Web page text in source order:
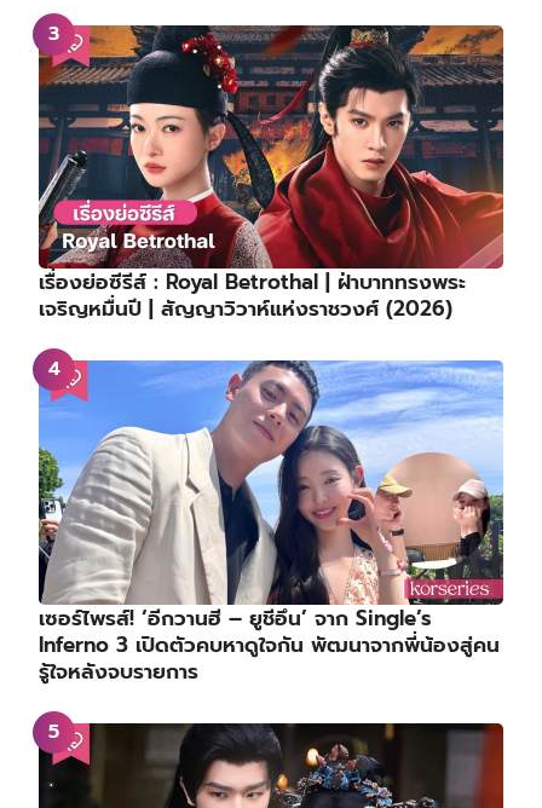
เรื่องย่อซีรีส์ : Royal Betrothal | ฝ่าบาททรงพระ
เจริญหมื่นปี | สัญญาวิวาห์แห่งราชวงศ์ (2026)
เซอร์ไพรส์! ‘อีกวานฮี – ยูชีอึน’ จาก Single’s
Inferno 3 เปิดตัวคบหาดูใจกัน พัฒนาจากพี่น้องสู่คน
รู้ใจหลังจบรายการ